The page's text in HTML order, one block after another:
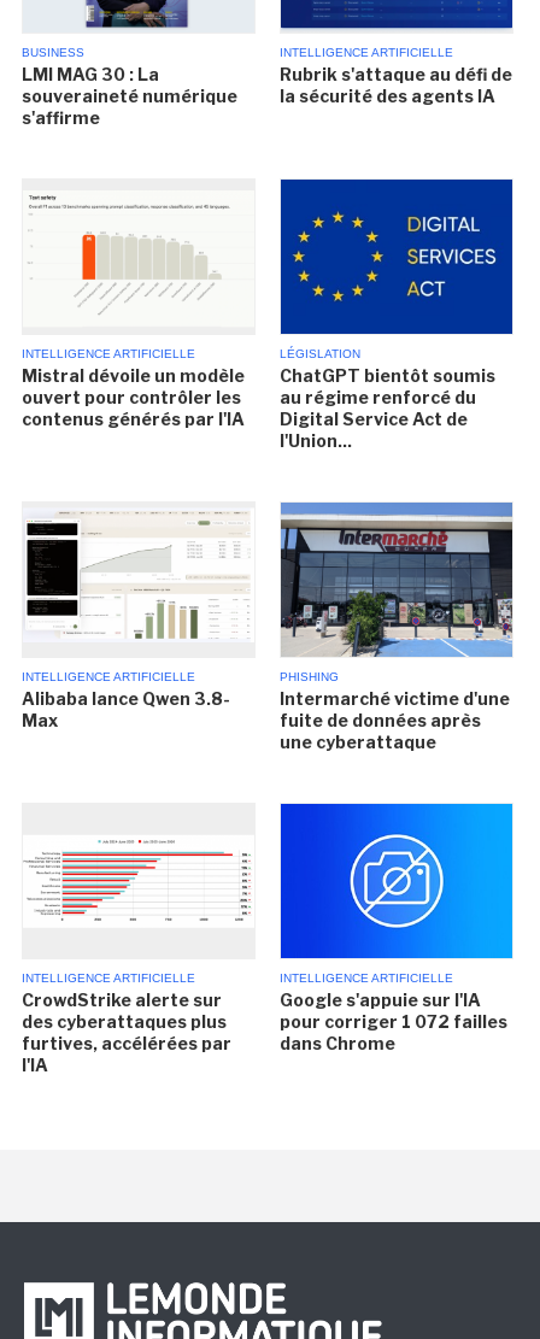
BUSINESS
LMI MAG 30 : La
souveraineté numérique
s'affirme
INTELLIGENCE ARTIFICIELLE
Rubrik s'attaque au défi de
la sécurité des agents IA
INTELLIGENCE ARTIFICIELLE
Mistral dévoile un modèle
ouvert pour contrôler les
contenus générés par l'IA
LÉGISLATION
ChatGPT bientôt soumis
au régime renforcé du
Digital Service Act de
l'Union...
INTELLIGENCE ARTIFICIELLE
Alibaba lance Qwen 3.8-
Max
PHISHING
Intermarché victime d'une
fuite de données après
une cyberattaque
INTELLIGENCE ARTIFICIELLE
CrowdStrike alerte sur
des cyberattaques plus
furtives, accélérées par
l'IA
INTELLIGENCE ARTIFICIELLE
Google s'appuie sur l'IA
pour corriger 1 072 failles
dans Chrome